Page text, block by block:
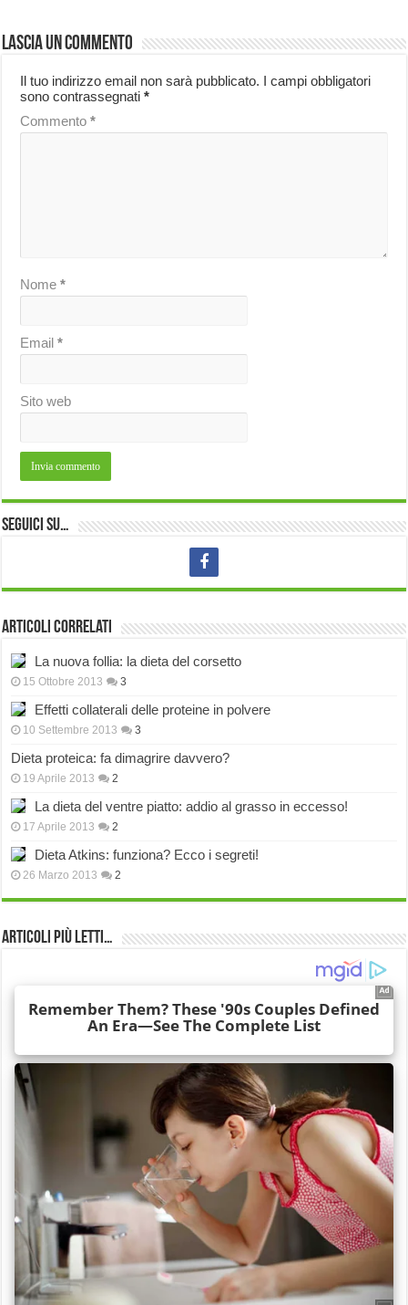
Lascia un commento
Il tuo indirizzo email non sarà pubblicato. I campi obbligatori
sono contrassegnati*
Commento*
Nome*
Email*
Sito web
Seguici su…
Articoli correlati
La nuova follia: la dieta del corsetto
15 Ottobre 2013 3
Effetti collaterali delle proteine in polvere
10 Settembre 2013 3
Dieta proteica: fa dimagrire davvero?
19 Aprile 2013 2
La dieta del ventre piatto: addio al grasso in eccesso!
17 Aprile 2013 2
Dieta Atkins: funziona? Ecco i segreti!
26 Marzo 2013 2
Articoli più Letti…